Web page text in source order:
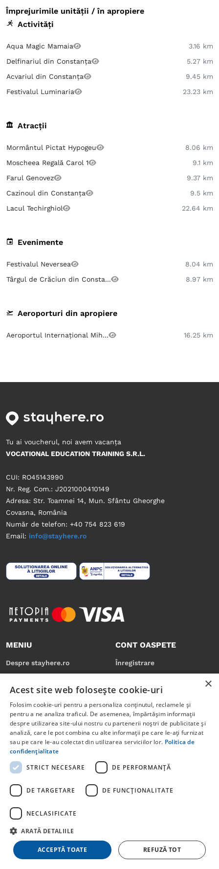
Împrejurimile unității / în apropiere
Activități
Aqua Magic Mamaia
3.16 km
Delfinariul din Constanța
5.27 km
Acvariul din Constanța
9.45 km
Festivalul Luminaria
23.23 km
Atracții
Mormântul Pictat Hypogeu
8.06 km
Moscheea Regală Carol 1
9.1 km
Farul Genovez
9.37 km
Cazinoul din Constanța
9.5 km
Lacul Techirghiol
22.64 km
Evenimente
Festivalul Neversea
8.04 km
Târgul de Crăciun din Consta...
8.97 km
Aeroporturi din apropiere
Aeroportul Internațional Mih... 16.25 km
Tu ai voucherul, noi avem vacanța
VOCATIONAL EDUCATION TRAINING S.R.L.
CUI: RO45143990
Nr. Reg. Com.: J2021000410149
Adresa: Str. Toamnei 14, Mun. Sfântu Gheorghe
Covasna, România
Număr de telefon: +40 754 823 619
Email: info@stayhere.ro
MENIU
Despre stayhere.ro
Contact
Feedback
LEGAL
Termeni și condiții - Unității
Politică de confidențialitate
Termeni și condiții - Turiști
Politică de cookies
Licență de turism
CONT OASPETE
Înregistrare
PENTRU CAZĂRI
Înregistrare
Sustenabilitate
×
Acest site web folosește cookie-uri
Folosim cookie-uri pentru a personaliza conținutul, reclamele și
pentru a ne analiza traficul. De asemenea, împărtășim informații
despre utilizarea site-ului nostru cu partenerii noștri de publicitate și
analiză, care le pot combina cu alte informații pe care le-ați furnizat
sau pe care le-au colectat din utilizarea serviciilor lor. Politica de
confidențialitate
STRICT NECESARE
DE PERFORMANȚĂ
DE TARGETARE DE FUNCŢIONALITATE
NECLASIFICATE
ARATĂ DETALIILE
ACCEPTĂ TOATE REFUZĂ TOT